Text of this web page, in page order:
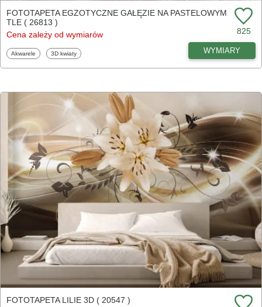
FOTOTAPETA EGZOTYCZNE GAŁĘZIE NA PASTELOWYM
TLE ( 26813 )
Cena zależy od wymiarów
825
Fototapety
Akwarele Fototapety
3D kwiaty WYMIARY
FOTOTAPETA LILIE 3D ( 20547 )